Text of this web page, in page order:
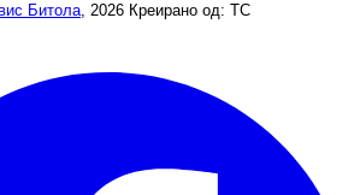
Битола, 2026 Креирано од: ТС